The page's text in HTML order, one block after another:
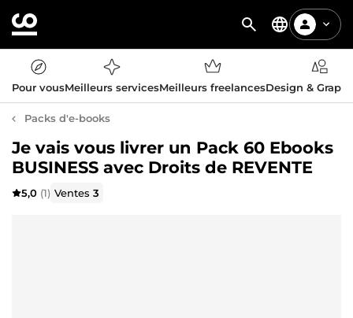
Pour vousMeilleurs servicesMeilleurs freelancesDesign &
Packs d'e-books
Je vais vous livrer un Pack 60 Ebooks
BUSINESS avec Droits de REVENTE
5,0 (1) Ventes3